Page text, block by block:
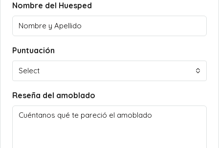
Nombre del Huesped
Puntuación
Select
Reseña del amoblado